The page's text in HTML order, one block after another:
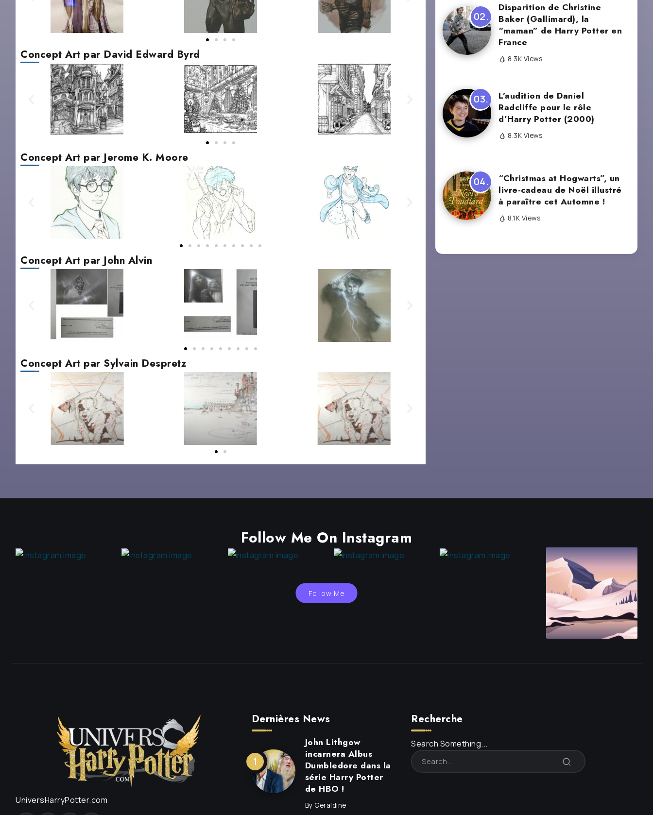
Concept Art par David Edward Byrd
Concept Art par Jerome K. Moore
Concept Art par John Alvin
Concept Art par Sylvain Despretz
Disparition de Christine
Baker (Gallimard), la
“maman” de Harry Potter en
France
8.3K Views
L’audition de Daniel
Radcliffe pour le rôle
d’Harry Potter (2000)
8.3K Views
“Christmas at Hogwarts”, un
livre-cadeau de Noël illustré
à paraître cet Automne !
8.1K Views
Follow Me On Instagram
Follow Me
UniversHarryPotter.com
Dernières News
John Lithgow
incarnera Albus
Dumbledore dans la
série Harry Potter
de HBO !
By Geraldine
Recherche
Search Something...